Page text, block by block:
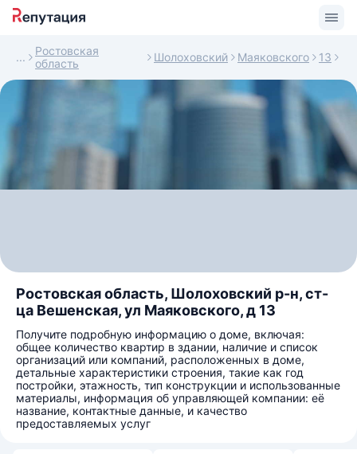
Ростовская
область
Шолоховский Маяковского 13
Ростовская область, Шолоховский р-н, ст-
ца Вешенская, ул Маяковского, д 13
Получите подробную информацию о доме, включая:
общее количество квартир в здании, наличие и список
организаций или компаний, расположенных в доме,
детальные характеристики строения, такие как год
постройки, этажность, тип конструкции и использованные
материалы, информация об управляющей компании: её
название, контактные данные, и качество
предоставляемых услуг